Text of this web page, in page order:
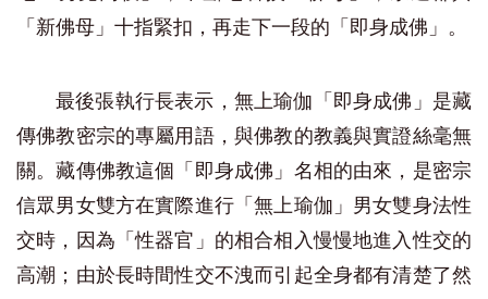
「新佛母」十指緊扣，再走下一段的「即身成佛」。
最後張執行長表示，無上瑜伽「即身成佛」是藏
傳佛教密宗的專屬用語，與佛教的教義與實證絲毫無
關。藏傳佛教這個「即身成佛」名相的由來，是密宗
信眾男女雙方在實際進行「無上瑜伽」男女雙身法性
交時，因為「性器官」的相合相入慢慢地進入性交的
高潮；由於長時間性交不洩而引起全身都有清楚了然